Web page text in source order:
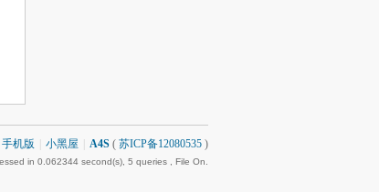
手机版 小黑屋 A4S ( 苏ICP备12080535 )
in 0.062344 second(s), 5 queries , File On.